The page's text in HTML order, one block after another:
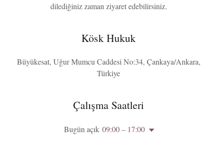
dilediğiniz zaman ziyaret edebilirsiniz.
Kösk Hukuk
Büyükesat, Uğur Mumcu Caddesi No:34, Çankaya/Ankara,
Türkiye
Çalışma Saatleri
Bugün açık 09:00 – 17:00